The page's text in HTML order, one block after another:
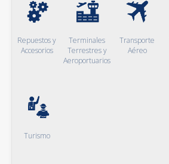
Repuestos y
Accesorios
Terminales
Terrestres y
Aeroportuarios
Transporte
Aéreo
Turismo